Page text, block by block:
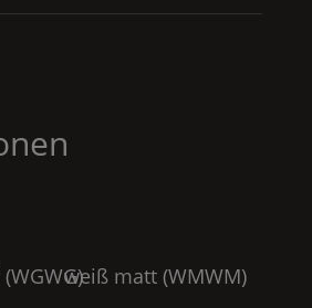
WGWG)
weiß matt (WMWM)